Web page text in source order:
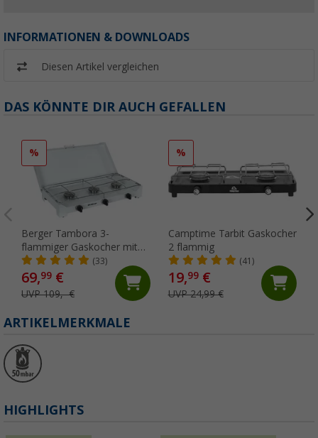
INFORMATIONEN & DOWNLOADS
Diesen Artikel vergleichen
DAS KÖNNTE DIR AUCH GEFALLEN
%
Berger Tambora 3-
flammiger Gaskocher mit
Zündsicherung (33)
69,99 €
UVP 109,- €
%
Camptime Tarbit Gaskocher
2 flammig
(41)
19,99€
UVP 24,99 €
ARTIKELMERKMALE
HIGHLIGHTS